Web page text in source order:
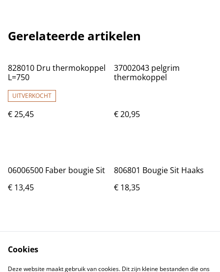
Gerelateerde artikelen
828010 Dru thermokoppel
L=750
UITVERKOCHT
€ 25,45
37002043 pelgrim
thermokoppel
€ 20,95
06006500 Faber bougie Sit
€ 13,45
806801 Bougie Sit Haaks
€ 18,35
Cookies
Deze website maakt gebruik van cookies. Dit zijn kleine bestanden die ons